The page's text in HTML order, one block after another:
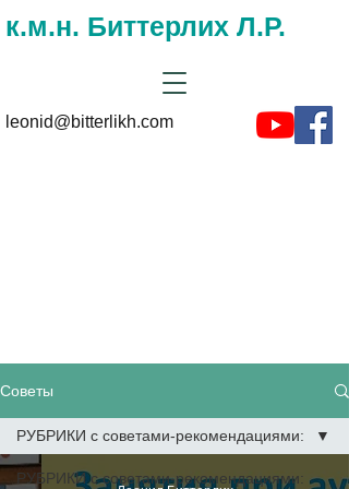
к.м.н. Биттерлих Л.Р.
leonid@bitterlikh.com
Советы
РУБРИКИ с советами-рекомендациями:
РУБРИКИ с советами-рекомендациями: